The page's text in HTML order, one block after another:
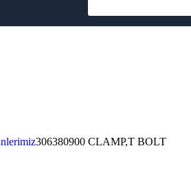
306380900 CLAMP,T BOLT